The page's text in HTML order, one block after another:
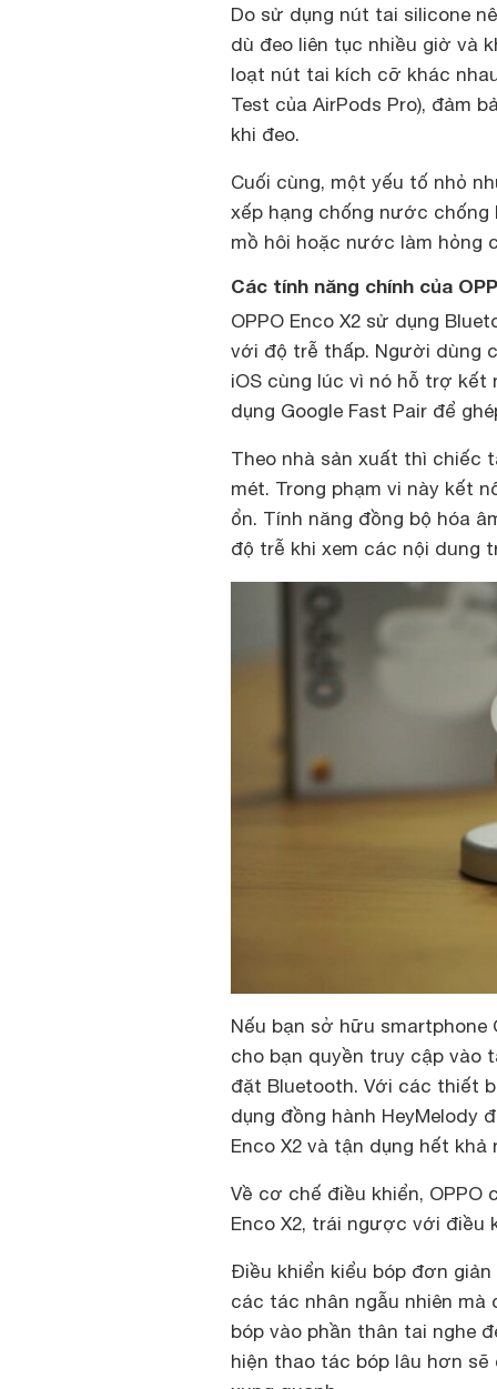
Do sử dụng nút tai silicone
dù đeo liên tục nhiều giờ và
loạt nút tai kích cỡ khác
Test của AirPods Pro), đảm
khi đeo.
Cuối cùng, một yếu tố nhỏ
xếp hạng chống nước chống
mồ hôi hoặc nước làm hỏng
Các tính năng chính của
OPPO Enco X2 sử dụng
với độ trễ thấp. Người dùng
iOS cùng lúc vì nó hỗ trợ kết
dụng Google Fast Pair để
Theo nhà sản xuất thì chiếc
mét. Trong phạm vi này kết
ổn. Tính năng đồng bộ hóa
độ trễ khi xem các nội dung
Nếu bạn sở hữu smartphone
cho bạn quyền truy cập vào
đặt Bluetooth. Với các thiết
dụng đồng hành HeyMelody
Enco X2 và tận dụng hết khả
Về cơ chế điều khiển,
Enco X2, trái ngược với điều
Điều khiển kiểu bóp đơn
các tác nhân ngẫu nhiên
bóp vào phần thân tai nghe
hiện thao tác bóp lâu hơn